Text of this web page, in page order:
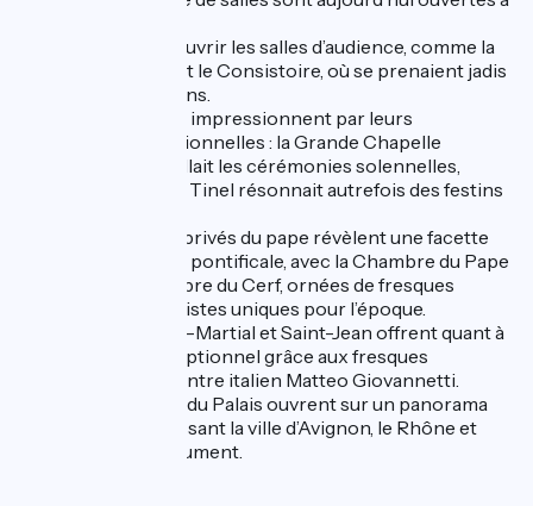
Vous pourrez découvrir les salles d’audience, comme la
Grande Audience et le Consistoire, où se prenaient jadis
les grandes décisions.
Les salles d’apparat impressionnent par leurs
dimensions exceptionnelles : la Grande Chapelle
Clémentine accueillait les cérémonies solennelles,
tandis que le Grand Tinel résonnait autrefois des festins
Les appartements privés du pape révèlent une facette
plus intime de la vie pontificale, avec la Chambre du Pape
et la célèbre Chambre du Cerf, ornées de fresques
profanes et naturalistes uniques pour l’époque.
Les chapelles Saint-Martial et Saint-Jean offrent quant à
elles un décor exceptionnel grâce aux fresques
inestimables du peintre italien Matteo Giovannetti.
Enfin, les terrasses du Palais ouvrent sur un panorama
magnifique, embrassant la ville d’Avignon, le Rhône et
l’ensemble du monument.